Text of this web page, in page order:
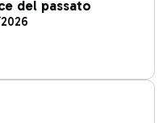
del passato